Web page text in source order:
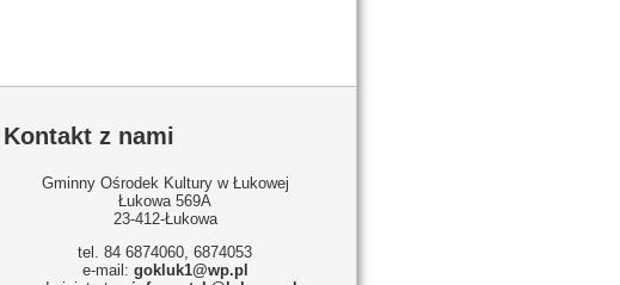
Kontakt z nami
Gminny Ośrodek Kultury w Łukowej
Łukowa 569A
23-412-Łukowa
tel. 84 6874060, 6874053
e-mail: gokluk1@wp.pl